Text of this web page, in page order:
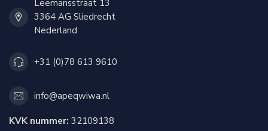
Leemansstraat 13
3364 AG Sliedrecht
Nederland
+31 (0)78 613 9610
info@apeqwiwa.nl
KVK nummer: 32109138